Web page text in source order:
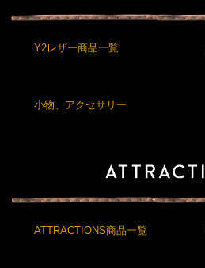
Y2レザー商品一覧
小物、アクセサリー
ATTRACTIONS商品一覧